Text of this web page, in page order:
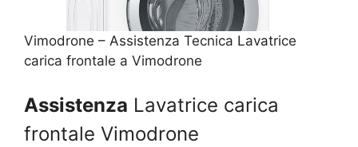
Vimodrone – Assistenza Tecnica Lavatrice
carica frontale a Vimodrone
Assistenza Lavatrice carica
frontale Vimodrone